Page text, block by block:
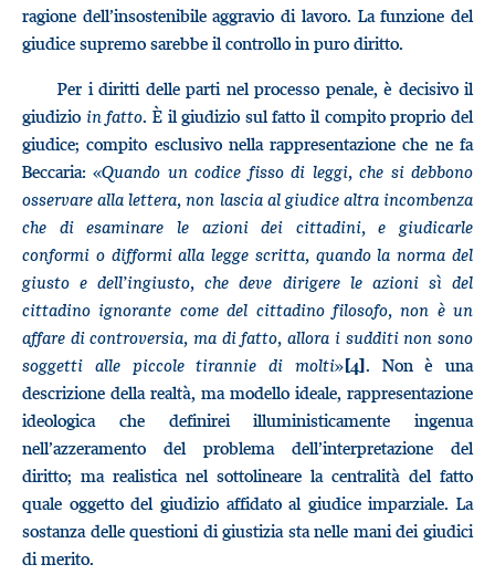
ragione dell’insostenibile aggravio di lavoro. La funzione del
giudice supremo sarebbe il controllo in puro diritto.
Per i diritti delle parti nel processo penale, è decisivo il
giudizio in fatto. È il giudizio sul fatto il compito proprio del
giudice; compito esclusivo nella rappresentazione che ne fa
Beccaria: «Quando un codice fisso di leggi, che si debbono
osservare alla lettera, non lascia al giudice altra incombenza
che di esaminare le azioni dei cittadini, e giudicarle
conformi o difformi alla legge scritta, quando la norma del
giusto e dell’ingiusto, che deve dirigere le azioni sì del
cittadino ignorante come del cittadino filosofo, non è un
affare di controversia, ma di fatto, allora i sudditi non sono
soggetti alle piccole tirannie di molti»[4]. Non è una
descrizione della realtà, ma modello ideale, rappresentazione
ideologica che definirei illuministicamente ingenua
nell’azzeramento del problema dell’interpretazione del
diritto; ma realistica nel sottolineare la centralità del fatto
quale oggetto del giudizio affidato al giudice imparziale. La
sostanza delle questioni di giustizia sta nelle mani dei giudici
di merito.